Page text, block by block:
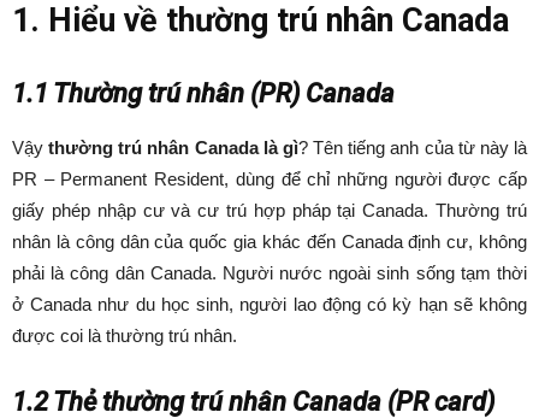
1. Hiểu về thường trú nhân Canada
1.1 Thường trú nhân (PR) Canada
Vậythường trú nhân Canada là gì? Tên tiếng anh của từ này là
PR – Permanent Resident, dùng để chỉ những người được cấp
giấy phép nhập cư và cư trú hợp pháp tại Canada. Thường trú
nhân là công dân của quốc gia khác đến Canada định cư, không
phải là công dân Canada. Người nước ngoài sinh sống tạm thời
ở Canada như du học sinh, người lao động có kỳ hạn sẽ không
được coi là thường trú nhân.
1.2 Thẻ thường trú nhân Canada (PR card)